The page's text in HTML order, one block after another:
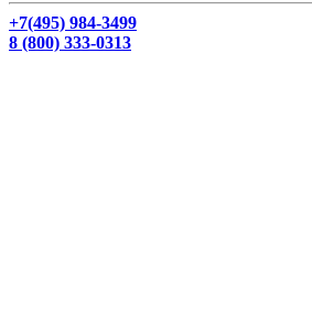
+7(495) 984-3499
8 (800) 333-0313